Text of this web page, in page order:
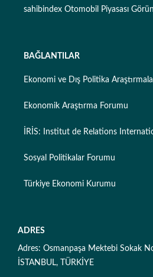
sahibindex Otomobil Piyasası
BAĞLANTILAR
Ekonomi ve Dış Politika
Ekonomik Araştırma Forumu
İRİS: Institut de Relations
Sosyal Politikalar Forumu
Türkiye Ekonomi Kurumu
ADRES
Adres: Osmanpaşa Mektebi Sokak
İSTANBUL, TÜRKİYE